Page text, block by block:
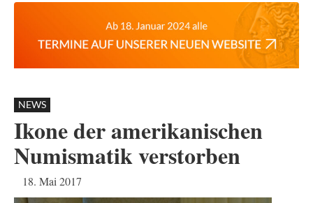
NEWS
Ikone der amerikanischen
Numismatik verstorben
18. Mai 2017